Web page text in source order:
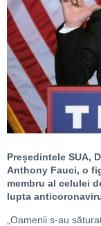
Președintele SUA,
Anthony Fauci, o
membru al celulei
lupta
„Oamenii s-au